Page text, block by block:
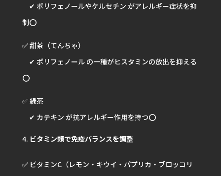
✔ ポリフェノールやケルセチン がアレルギー症状を抑
制⭕️
✅ 甜茶（てんちゃ）
✔ ポリフェノール の一種がヒスタミンの放出を抑える
⭕️
✅ 緑茶
✔ カテキン が抗アレルギー作用を持つ⭕️
ビタミン類で免疫バランスを調整
✅ ビタミンC（レモン・キウイ・パプリカ・ブロッコリ